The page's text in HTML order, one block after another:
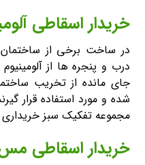
خریدار اسقاطی
در ساخت برخی از
درب و پنجره ها از
جای مانده از تخریب
شده و مورد استفاده قرار
مجموعه تفکیک سبز
خریدار اسقاطی